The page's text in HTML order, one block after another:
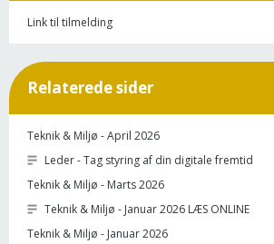
Link til tilmelding
Relaterede sider
Teknik & Miljø - April 2026
Leder - Tag styring af din digitale fremtid
Teknik & Miljø - Marts 2026
Teknik & Miljø - Januar 2026 LÆS ONLINE
Teknik & Miljø - Januar 2026